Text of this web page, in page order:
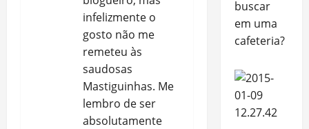
infelizmente o
gosto não me
remeteu às
saudosas
Mastiguinhas. Me
lembro de ser
absolutamente
buscar
em uma
cafeteria?